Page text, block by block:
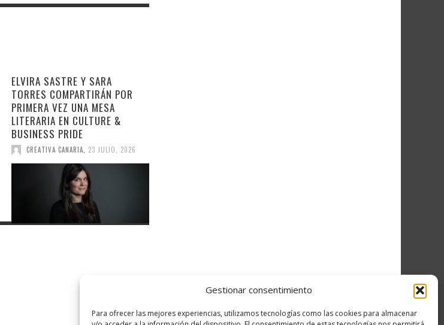
Gestionar consentimiento
Para ofrecer las mejores experiencias, utilizamos tecnologías como las cookies para almacenar
ELVIRA SASTRE Y SARA
TORRES COMPARTIRÁN POR
PRIMERA VEZ UNA MESA
LITERARIA EN CULTURE &
BUSINESS PRIDE
CREATIVA CANARIA 23 JULIO, 2026